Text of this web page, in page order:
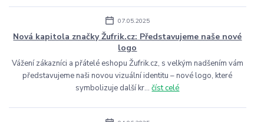
07.05.2025
Nová kapitola značky Žufrik.cz: Představujeme naše nové
logo
Vážení zákazníci a přátelé eshopu Žufrik.cz, s velkým nadšením vám
představujeme naši novou vizuální identitu – nové logo, které
symbolizuje další kr...číst celé